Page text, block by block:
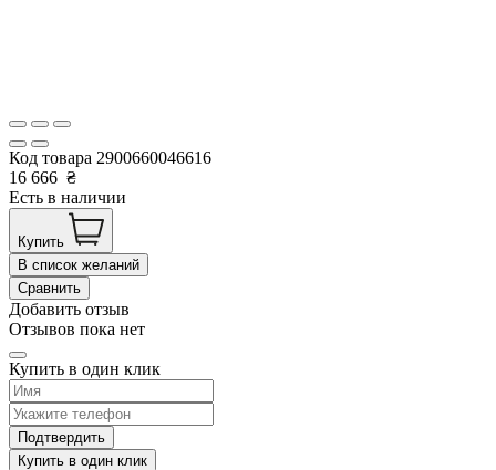
Код товара 2900660046616
16 666 ₴
Есть в наличии
Купить
В список желаний
Сравнить
Добавить отзыв
Отзывов пока нет
Купить в один клик
Подтвердить
Купить в один клик